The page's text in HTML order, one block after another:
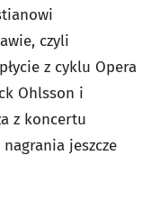
czyli
z cyklu Opera
Ohlsson i
z koncertu
jeszcze